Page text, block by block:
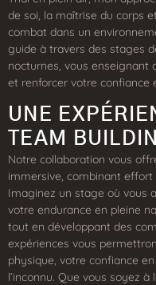
de soi, la maîtrise du corps
combat dans un
guide à travers des stages
nocturnes, vous enseignant
et renforcer votre confiance
UNE
TEAM
Notre collaboration vous
immersive, combinant effort
Imaginez un stage où vous
votre endurance en pleine
tout en développant des
expériences vous
physique, votre confiance
l’inconnu. Que vous soyez